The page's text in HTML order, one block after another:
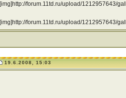
[img]http://forum.11td.ru/upload/1212957643/
[img]http://forum.11td.ru/upload/1212957643/
19.6.2008, 15:03